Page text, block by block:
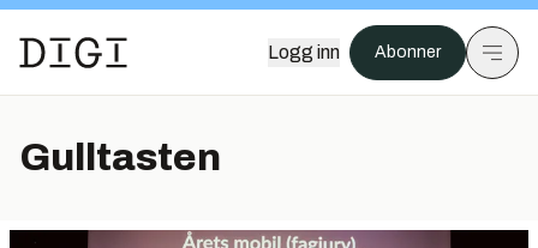
Logg inn Abonner
Gulltasten